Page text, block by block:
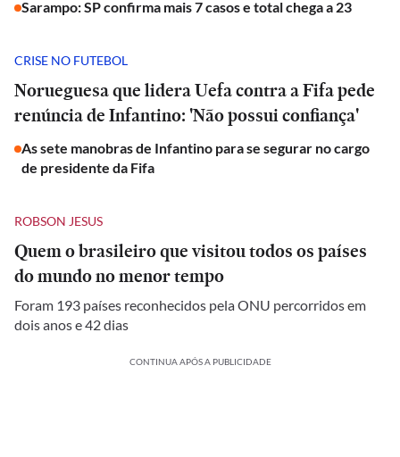
Sarampo: SP confirma mais 7 casos e total chega a 23
CRISE NO FUTEBOL
Norueguesa que lidera Uefa contra a Fifa pede
renúncia de Infantino: 'Não possui confiança'
As sete manobras de Infantino para se segurar no cargo
de presidente da Fifa
ROBSON JESUS
Quem o brasileiro que visitou todos os países
do mundo no menor tempo
Foram 193 países reconhecidos pela ONU percorridos em
dois anos e 42 dias
CONTINUA APÓS A PUBLICIDADE